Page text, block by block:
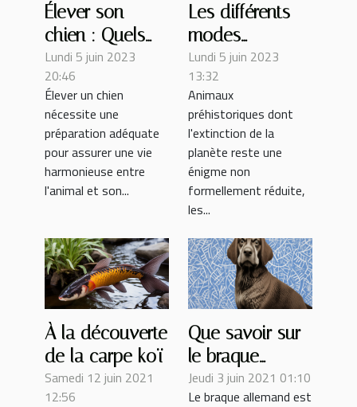
Élever son
chien : Quels
sont les
accessoires
indispensables
?
Lundi 5 juin 2023
20:46
Élever un chien
nécessite une
préparation adéquate
pour assurer une vie
harmonieuse entre
l'animal et son...
Les différents
modes
alimentaires
des dinosaures
Lundi 5 juin 2023
13:32
Animaux
préhistoriques dont
l'extinction de la
planète reste une
énigme non
formellement réduite,
les...
À la découverte
de la carpe koï
Samedi 12 juin 2021
12:56
Que savoir sur
le braque
allemand avant
de l’adopter ?
Jeudi 3 juin 2021 01:10
Le braque allemand est